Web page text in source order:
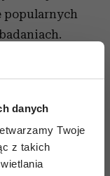
danych
Twoje
z takich
popularnych
nie mają
wiedzę,
są